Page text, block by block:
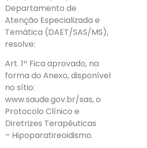
Departamento de
Atenção Especializada e
Temática (DAET/SAS/MS),
resolve:
Art. 1º Fica aprovado, na
forma do Anexo, disponível
no sítio:
www.saude.gov.br/sas, o
Protocolo Clínico e
Diretrizes Terapêuticas
– Hipoparatireoidismo.